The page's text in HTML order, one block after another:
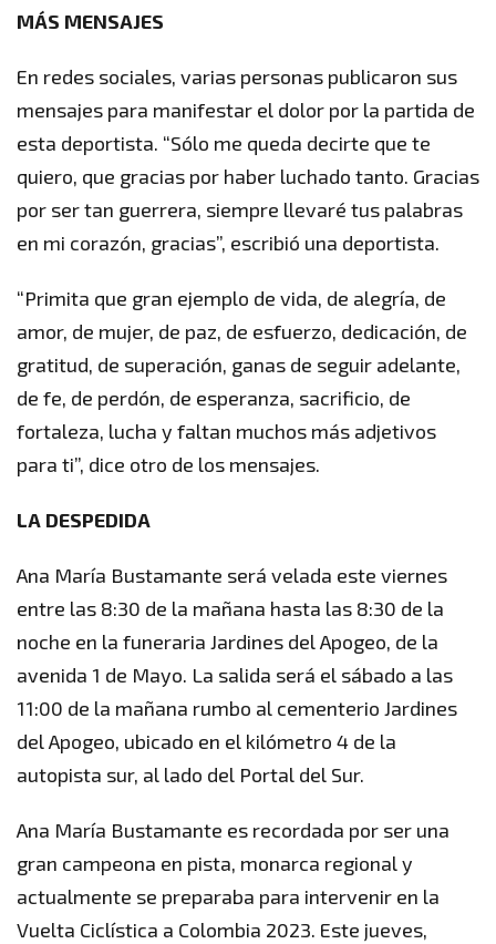
MÁS MENSAJES
En redes sociales, varias personas publicaron sus
mensajes para manifestar el dolor por la partida de
esta deportista. “Sólo me queda decirte que te
quiero, que gracias por haber luchado tanto. Gracias
por ser tan guerrera, siempre llevaré tus palabras
en mi corazón, gracias”, escribió una deportista.
“Primita que gran ejemplo de vida, de alegría, de
amor, de mujer, de paz, de esfuerzo, dedicación, de
gratitud, de superación, ganas de seguir adelante,
de fe, de perdón, de esperanza, sacrificio, de
fortaleza, lucha y faltan muchos más adjetivos
para ti”, dice otro de los mensajes.
LA DESPEDIDA
Ana María Bustamante será velada este viernes
entre las 8:30 de la mañana hasta las 8:30 de la
noche en la funeraria Jardines del Apogeo, de la
avenida 1 de Mayo. La salida será el sábado a las
11:00 de la mañana rumbo al cementerio Jardines
del Apogeo, ubicado en el kilómetro 4 de la
autopista sur, al lado del Portal del Sur.
Ana María Bustamante es recordada por ser una
gran campeona en pista, monarca regional y
actualmente se preparaba para intervenir en la
Vuelta Ciclística a Colombia 2023. Este jueves,